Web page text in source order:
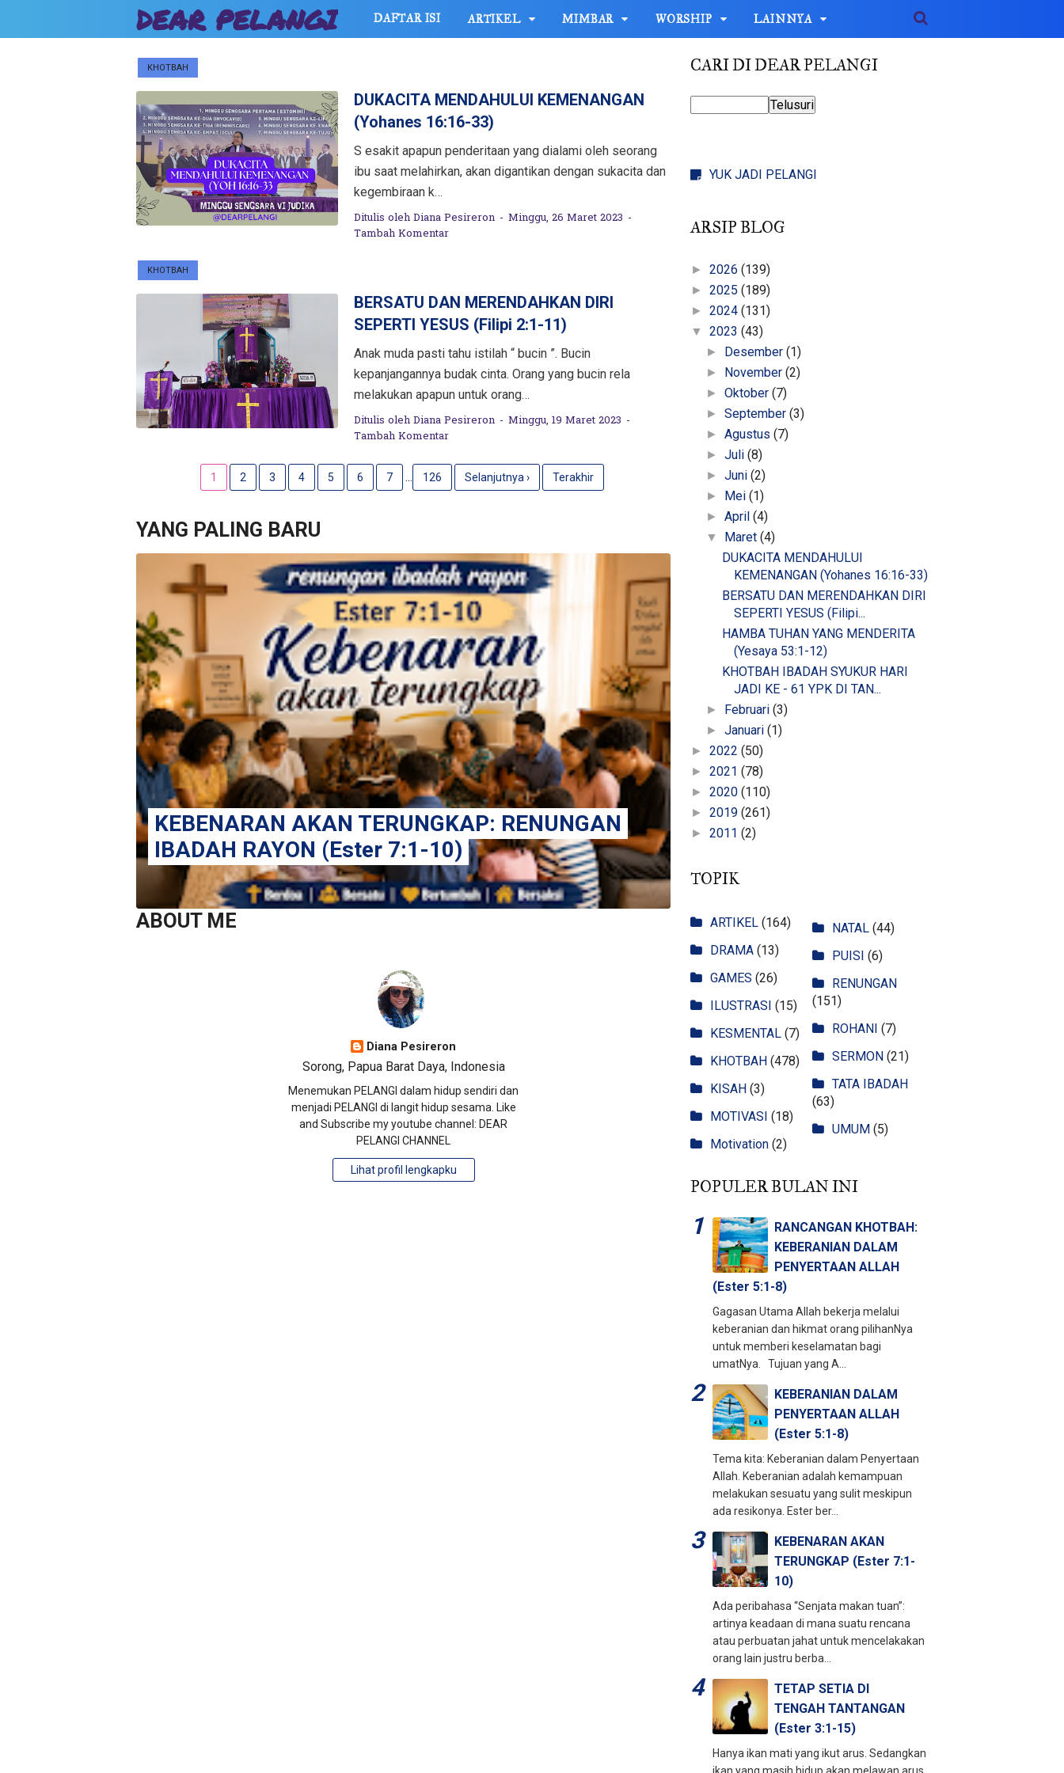
DEAR PELANGI DAFTAR ISI ARTIKEL MIMBAR WORSHIP LAINNYA
KHOTBAH
DUKACITA MENDAHULUI KEMENANGAN
(Yohanes 16:16-33)
S esakit apapun penderitaan yang dialami oleh seorang
ibu saat melahirkan, akan digantikan dengan sukacita dan
kegembiraan k…
Ditulis oleh Diana Pesireron
Minggu, 26 Maret 2023
Tambah Komentar
KHOTBAH
BERSATU DAN MERENDAHKAN DIRI
SEPERTI YESUS (Filipi 2:1-11)
Anak muda pasti tahu istilah “ bucin ”. Bucin
kepanjangannya budak cinta. Orang yang bucin rela
melakukan apapun untuk orang…
Ditulis oleh Diana Pesireron
Minggu, 19 Maret 2023
Tambah Komentar
1 2 3 4 5 6 7 ... 126 Selanjutnya › Terakhir
YANG PALING BARU
KEBENARAN AKAN TERUNGKAP: RENUNGAN
IBADAH RAYON (Ester 7:1-10)
ABOUT ME
Diana Pesireron
Sorong, Papua Barat Daya, Indonesia
Menemukan PELANGI dalam hidup sendiri dan
menjadi PELANGI di langit hidup sesama. Like
and Subscribe my youtube channel: DEAR
PELANGI CHANNEL
Lihat profil lengkapku
CARI DI DEAR PELANGI
YUK JADI PELANGI
ARSIP BLOG
► 2026 (139)
► 2025 (189)
► 2024 (131)
▼ 2023 (43)
► Desember(1)
► November(2)
►Oktober(7)
►September(3)
►Agustus(7)
►Juli(8)
►Juni(2)
► Mei(1)
►April(4)
▼ Maret(4)
DUKACITA MENDAHULUI
KEMENANGAN (Yohanes 16:16-33)
BERSATU DAN MERENDAHKAN DIRI
SEPERTI YESUS (Filipi...
HAMBA TUHAN YANG MENDERITA
(Yesaya 53:1-12)
KHOTBAH IBADAH SYUKUR HARI
JADI KE - 61 YPK DI TAN...
► Februari(3)
►Januari(1)
► 2022 (50)
► 2021 (78)
► 2020 (110)
► 2019 (261)
► 2011 (2)
TOPIK
ARTIKEL (164)
DRAMA (13)
GAMES (26)
ILUSTRASI (15)
KESMENTAL (7)
KHOTBAH (478)
KISAH (3)
MOTIVASI (18)
Motivation (2)
NATAL (44)
PUISI (6)
RENUNGAN
(151)
ROHANI (7)
SERMON (21)
TATA IBADAH
(63)
UMUM (5)
POPULER BULAN INI
RANCANGAN KHOTBAH:
KEBERANIAN DALAM
PENYERTAAN ALLAH
(Ester 5:1-8)
Gagasan Utama Allah bekerja melalui
keberanian dan hikmat orang pilihanNya
untuk memberi keselamatan bagi
umatNya. Tujuan yang A...
KEBERANIAN DALAM
PENYERTAAN ALLAH
(Ester 5:1-8)
Tema kita: Keberanian dalam Penyertaan
Allah. Keberanian adalah kemampuan
melakukan sesuatu yang sulit meskipun
ada resikonya. Ester ber...
KEBENARAN AKAN
TERUNGKAP (Ester 7:1-
10)
Ada peribahasa “Senjata makan tuan”:
artinya keadaan di mana suatu rencana
atau perbuatan jahat untuk mencelakakan
orang lain justru berba...
TETAP SETIA DI
TENGAH TANTANGAN
(Ester 3:1-15)
Hanya ikan mati yang ikut arus. Sedangkan